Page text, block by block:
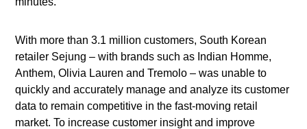
With more than 3.1 million customers, South Korean
retailer Sejung – with brands such as Indian Homme,
Anthem, Olivia Lauren and Tremolo – was unable to
quickly and accurately manage and analyze its customer
data to remain competitive in the fast-moving retail
market. To increase customer insight and improve